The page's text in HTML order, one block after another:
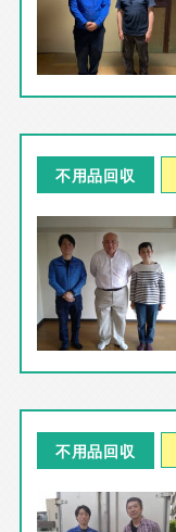
不用品回収
不用品回収